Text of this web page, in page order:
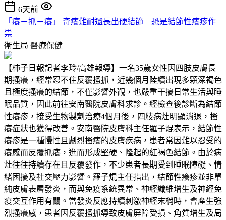
6天前
「癢－抓－癢」 奇癢難耐還長出硬結節 恐是結節性癢疹作
祟
衛生局 醫療保健
【柿子日報記者李玲/高雄報導】一名35歲女性因四肢皮膚長
期搔癢，經常忍不住反覆搔抓，近幾個月陸續出現多顆深褐色
且極度搔癢的結節，不僅影響外觀，也嚴重干擾日常生活與睡
眠品質，因此前往安南醫院皮膚科求診。經檢查後診斷為結節
性癢疹，接受生物製劑治療4個月後，四肢病灶明顯消退，搔
癢症狀也獲得改善。安南醫院皮膚科主任羅子焜表示，結節性
癢疹是一種慢性且劇烈搔癢的皮膚疾病，患者常因難以忍受的
癢感而反覆抓癢，進而形成堅硬、隆起的紅褐色結節。由於病
灶往往持續存在且反覆發作，不少患者長期受到睡眠障礙、情
緒困擾及社交壓力影響。羅子焜主任指出，結節性癢疹並非單
純皮膚表層發炎，而與免疫系統異常、神經纖維增生及神經免
疫交互作用有關。當發炎反應持續刺激神經末梢時，會產生強
烈搔癢感，患者因反覆搔抓導致皮膚屏障受損、角質增生及局